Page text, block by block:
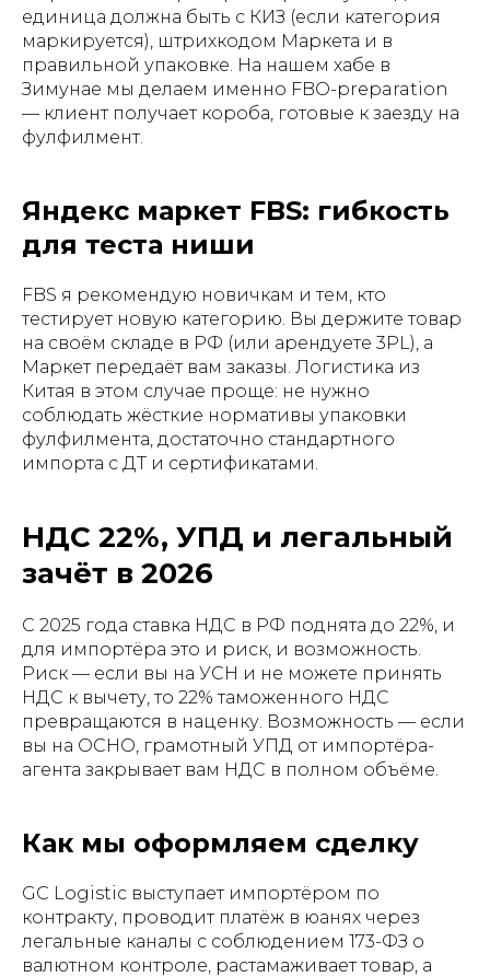
единица должна быть с КИЗ (если категория
маркируется), штрихкодом Маркета и в
правильной упаковке. На нашем хабе в
Зимунае мы делаем именно FBO-preparation
— клиент получает короба, готовые к заезду на
фулфилмент.
Яндекс маркет FBS: гибкость
для теста ниши
FBS я рекомендую новичкам и тем, кто
тестирует новую категорию. Вы держите товар
на своём складе в РФ (или арендуете 3PL), а
Маркет передаёт вам заказы. Логистика из
Китая в этом случае проще: не нужно
соблюдать жёсткие нормативы упаковки
фулфилмента, достаточно стандартного
импорта с ДТ и сертификатами.
НДС 22%, УПД и легальный
зачёт в 2026
С 2025 года ставка НДС в РФ поднята до 22%, и
для импортёра это и риск, и возможность.
Риск — если вы на УСН и не можете принять
НДС к вычету, то 22% таможенного НДС
превращаются в наценку. Возможность — если
вы на ОСНО, грамотный УПД от импортёра-
агента закрывает вам НДС в полном объёме.
Как мы оформляем сделку
GC Logistic выступает импортёром по
контракту, проводит платёж в юанях через
легальные каналы с соблюдением 173-ФЗ о
валютном контроле, растамаживает товар, а